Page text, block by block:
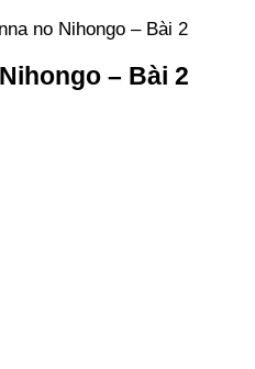
no Nihongo – Bài 2
– Bài 2